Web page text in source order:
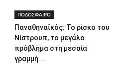
ΠΟΔΟΣΦΑΙΡΟ
Παναθηναϊκός: Το ρίσκο του
Νίστρουπ, το μεγάλο
πρόβλημα στη μεσαία
γραμμή...